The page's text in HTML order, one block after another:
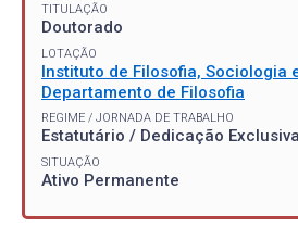
TITULAÇÃO
Doutorado
LOTAÇÃO
Instituto de Filosofia, Sociologia
Departamento de Filosofia
REGIME / JORNADA DE TRABALHO
Estatutário / Dedicação Exclusiva
SITUAÇÃO
Ativo Permanente